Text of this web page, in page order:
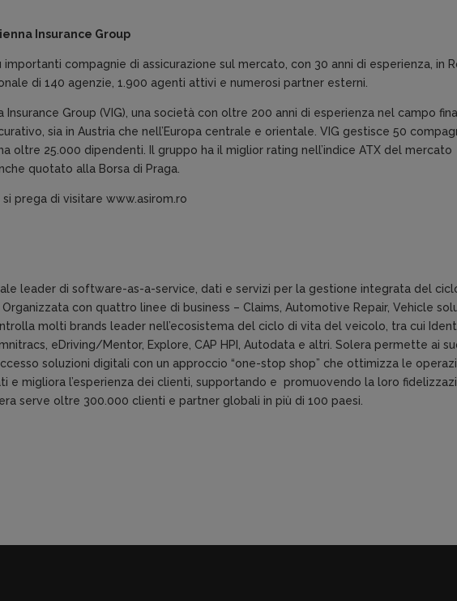
Insurance Group
compagnie di assicurazione sul mercato, con 30 anni di esperienza, in
di 140 agenzie, 1.900 agenti attivi e numerosi partner esterni.
Group (VIG), una società con oltre 200 anni di esperienza nel campo
sia in Austria che nell’Europa centrale e orientale. VIG gestisce 50
oltre 25.000 dipendenti. Il gruppo ha il miglior rating nell’indice ATX del mercato
quotato alla Borsa di Praga.
prega di visitare www.asirom.ro
leader di software-as-a-service, dati e servizi per la gestione integrata del
con quattro linee di business – Claims, Automotive Repair, Vehicle
molti brands leader nell’ecosistema del ciclo di vita del veicolo, tra cui
eDriving/Mentor, Explore, CAP HPI, Autodata e altri. Solera permette ai
soluzioni digitali con un approccio “one-stop shop” che ottimizza le
e migliora l’esperienza dei clienti, supportando e promuovendo la loro
serve oltre 300.000 clienti e partner globali in più di 100 paesi.